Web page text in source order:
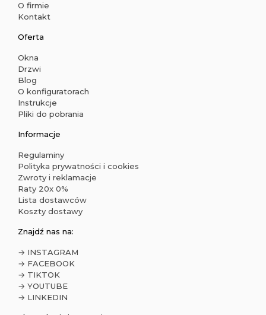
O firmie
Kontakt
Oferta
Okna
Drzwi
Blog
O konfiguratorach
Instrukcje
Pliki do pobrania
Informacje
Regulaminy
Polityka prywatności i cookies
Zwroty i reklamacje
Raty 20x 0%
Lista dostawców
Koszty dostawy
Znajdź nas na:
→ INSTAGRAM
→ FACEBOOK
→ TIKTOK
→ YOUTUBE
→ LINKEDIN